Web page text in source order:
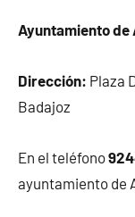
Ayuntamiento de
Dirección: Plaza
Badajoz
En el teléfono
ayuntamiento de